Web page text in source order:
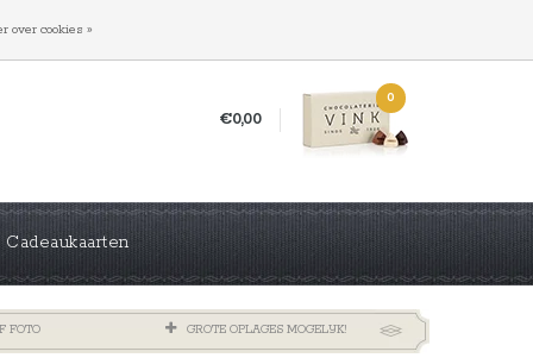
€0,00
0
Cadeaukaarten
FOTO GROTE OPLAGES MOGELIJK!
over cookies »